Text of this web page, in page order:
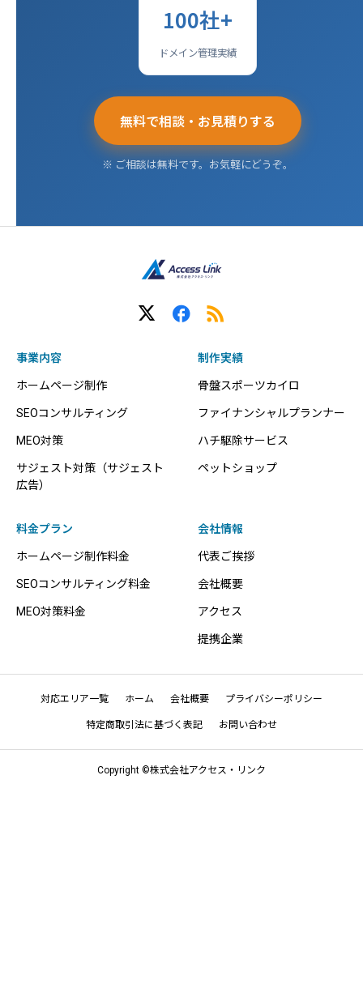
100社+
ドメイン管理実績
無料で相談・お見積りする
※ ご相談は無料です。お気軽にどうぞ。
事業内容
ホームページ制作
SEOコンサルティング
MEO対策
サジェスト対策（サジェスト
広告）
制作実績
骨盤スポーツカイロ
ファイナンシャルプランナー
ハチ駆除サービス
ペットショップ
料金プラン
ホームページ制作料金
SEOコンサルティング料金
MEO対策料金
会社情報
代表ご挨拶
会社概要
アクセス
提携企業
対応エリア一覧 ホーム 会社概要 プライバシーポリシー
特定商取引法に基づく表記 お問い合わせ
Copyright ©株式会社アクセス・リンク